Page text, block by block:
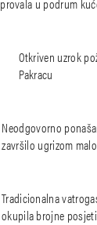
Otkriven uzrok
Pakracu
Neodgovorno
završilo ugrizom
Tradicionalna
okupila brojne